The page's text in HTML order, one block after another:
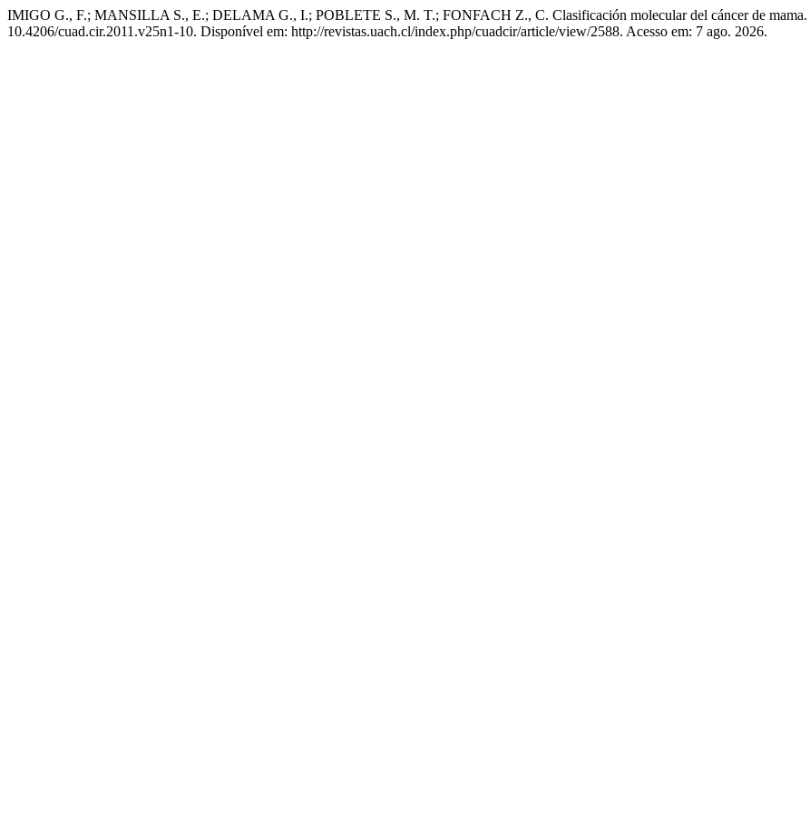
IMIGO G., F.; MANSILLA S., E.; DELAMA G., I.; POBLETE S., M. T.; FONFACH Z., C. Clasificación molecular del cáncer de mama.
10.4206/cuad.cir.2011.v25n1-10. Disponível em: http://revistas.uach.cl/index.php/cuadcir/article/view/2588. Acesso em: 7 ago. 2026.